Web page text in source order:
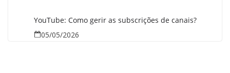
YouTube: Como gerir as subscrições de canais?
05/05/2026